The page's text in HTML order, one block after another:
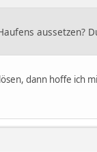
aussetzen?
dann hoffe ich